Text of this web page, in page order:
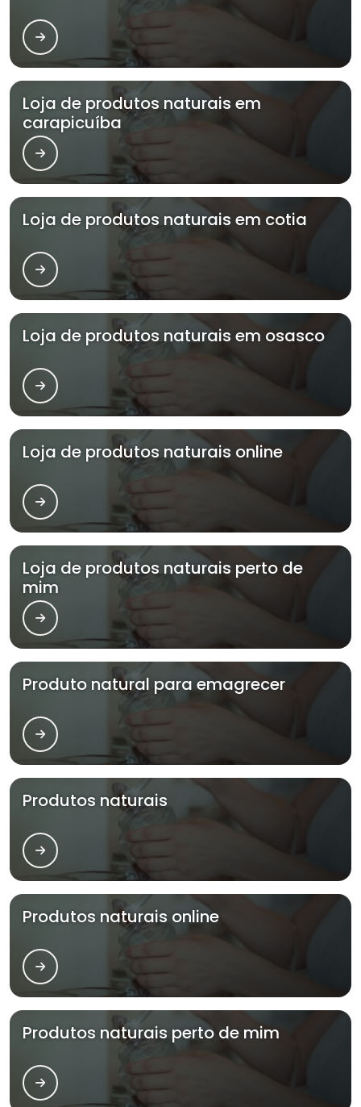
Loja de produtos naturais em
carapicuíba
Loja de produtos naturais em cotia
Loja de produtos naturais em osasco
Loja de produtos naturais online
Loja de produtos naturais perto de
mim
Produto natural para emagrecer
Produtos naturais
Produtos naturais online
Produtos naturais perto de mim